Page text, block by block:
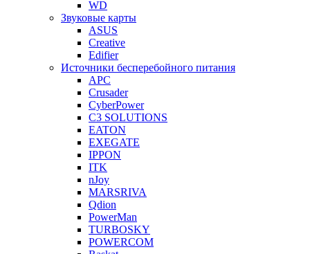
WD
Звуковые карты
ASUS
Creative
Edifier
Источники бесперебойного питания
APC
Crusader
CyberPower
C3 SOLUTIONS
EATON
EXEGATE
IPPON
ITK
nJoy
MARSRIVA
Qdion
PowerMan
TURBOSKY
POWERCOM